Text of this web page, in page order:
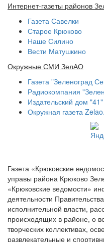
Интернет-газеты районов
Газета Савелки
Старое Крюково
Наше Силино
Вести Матушкино
Окружные СМИ ЗелАО
Газета "Зеленоград
Радиокомпания
Издательский дом "41"
Окружная газета
Газета «Крюковские
управы района Крюково
«Крюковские ведомости»
деятельности
исполнительной власти,
происходящих в районе, о
творческих коллективах,
развлекательные и